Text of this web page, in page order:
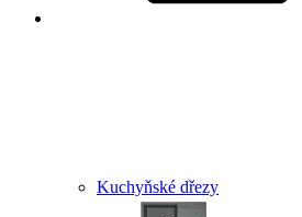
Kuchyňské dřezy